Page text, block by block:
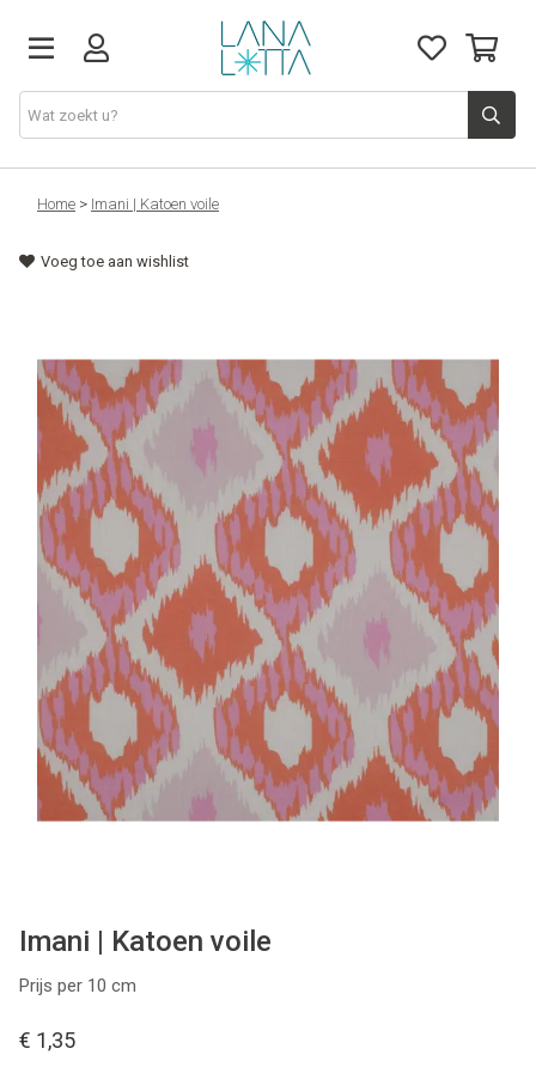
Stoffen
Fournituren
Patronen
Naaimachines
Workshops
Tips & tricks
Cadeaubon
Solden
Contact
Home > Imani | Katoen voile
Voeg toe aan wishlist
Imani | Katoen voile
Prijs per 10 cm
€ 1,35